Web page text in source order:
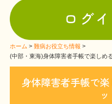
支援中ホームページ一例
患者会紹介
ホーム
難病お役立ち情報
(中部・東海)身体障害者手帳で楽しめ
身体障害者手帳で